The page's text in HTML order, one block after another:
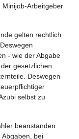
Arbeitgeber
gelten rechtlich
- wie der Abgabe
gesetzlichen
Deswegen
selbst zu
beanstanden
bei